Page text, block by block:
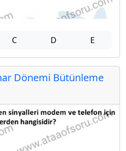
C D E
Dönemi Bütünleme